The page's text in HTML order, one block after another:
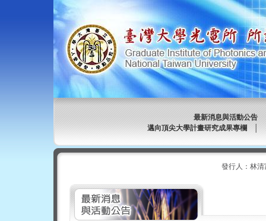
最新消息與活動公告
邁向頂尖大學計畫研究成果專欄│
發行人：林